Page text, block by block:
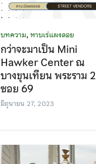
บทความ, หาบเร่แผงลอย
กว่าจะมาเป็น Mini
Hawker Center ​ณ
บางขุนเทียน พระราม 2
ซอย 69
มิถุนายน 27, 2023